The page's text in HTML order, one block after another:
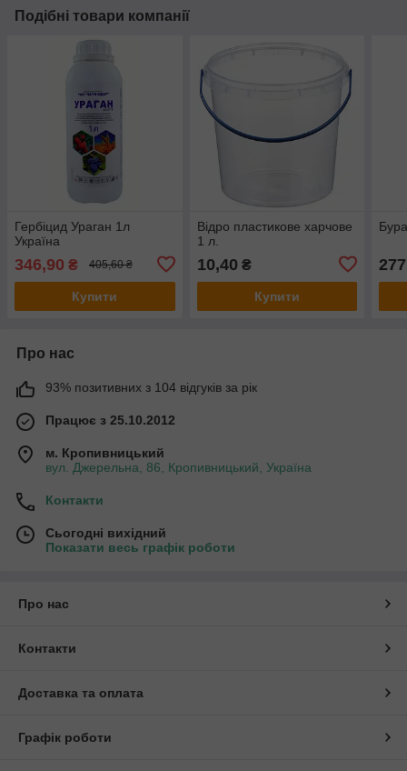
Подібні товари компанії
Гербіцид Ураган 1л
Україна
346,90 ₴ 405,60 ₴
Купити
Відро пластикове харчове
1 л.
10,40 ₴
Купити
Про нас
93% позитивних з 104 відгуків за рік
Працює з 25.10.2012
м. Кропивницький
вул. Джерельна, 86, Кропивницький, Україна
Контакти
Сьогодні вихідний
Показати весь графік роботи
Про нас
Контакти
Доставка та оплата
Графік роботи